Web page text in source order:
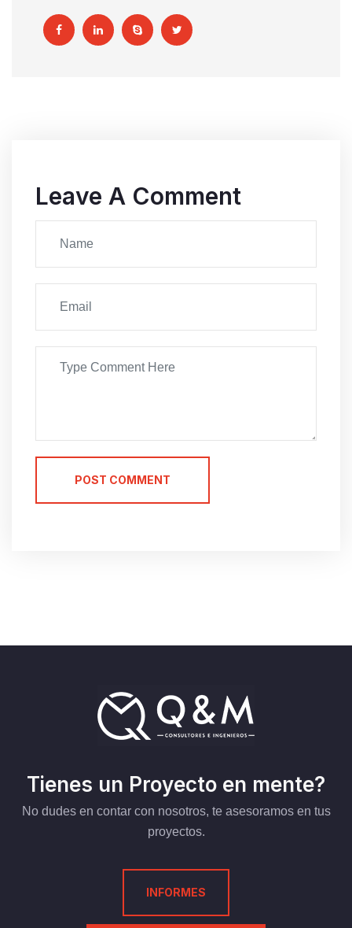
Leave A Comment
POST COMMENT
Tienes un Proyecto en mente?
No dudes en contar con nosotros, te asesoramos en tus
proyectos.
INFORMES